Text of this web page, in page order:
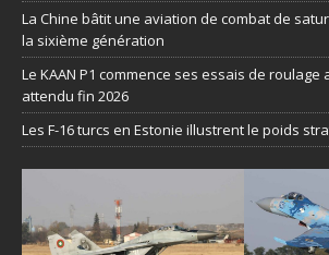
La Chine bâtit une aviation de combat de
la sixième génération
Le KAAN P1 commence ses essais de
attendu fin 2026
Les F-16 turcs en Estonie illustrent le poids